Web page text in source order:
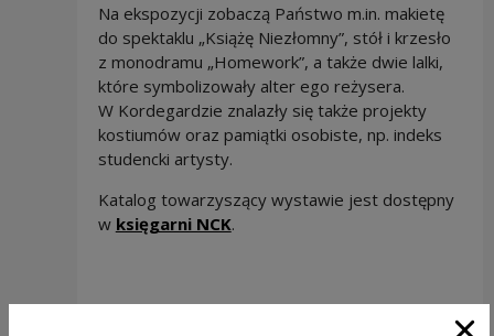
Na ekspozycji zobaczą Państwo m.in. makietę
do spektaklu „Książę Niezłomny”, stół i krzesło
z monodramu „Homework”, a także dwie lalki,
które symbolizowały alter ego reżysera.
W Kordegardzie znalazły się także projekty
kostiumów oraz pamiątki osobiste, np. indeks
studencki artysty.
Katalog towarzyszący wystawie jest dostępny
w księgarni NCKNote, the link will open in a
.